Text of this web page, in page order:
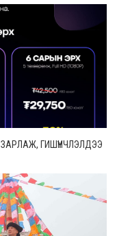
ГИШҮҮНЧЛЭЛДЭЭ